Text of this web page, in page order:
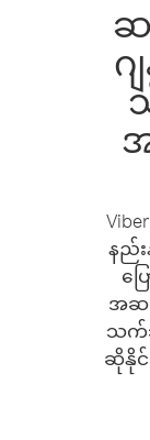
ဂ
နည်း
ပ
အဆ
သက်သ
ဆိုနိုင်